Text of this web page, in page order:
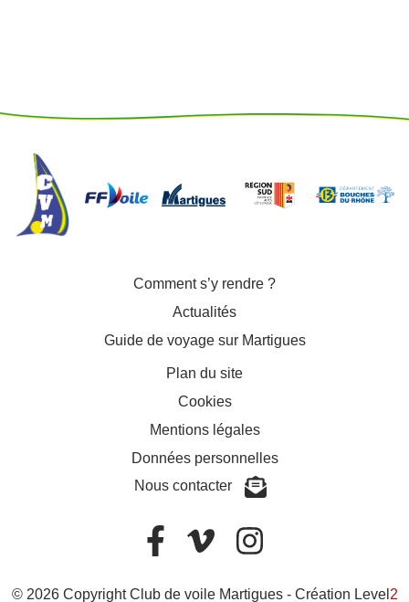
Comment s’y rendre ?
Actualités
Guide de voyage sur Martigues
Plan du site
Cookies
Mentions légales
Données personnelles
Nous contacter
© 2026 Copyright Club de voile Martigues - Création Level 2